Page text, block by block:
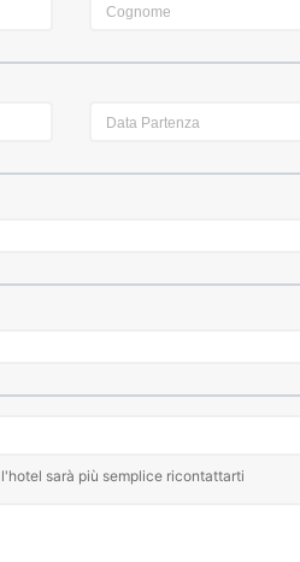
sarà più semplice ricontattarti